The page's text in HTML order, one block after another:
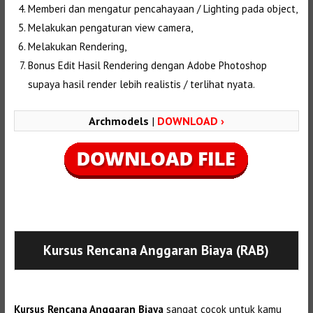
Memberi dan mengatur pencahayaan / Lighting pada object,
Melakukan pengaturan view camera,
Melakukan Rendering,
Bonus Edit Hasil Rendering dengan Adobe Photoshop
supaya hasil render lebih realistis / terlihat nyata.
Archmodels | DOWNLOAD ›
Kursus Rencana Anggaran Biaya (RAB)
Kursus Rencana Anggaran Biaya sangat cocok untuk kamu